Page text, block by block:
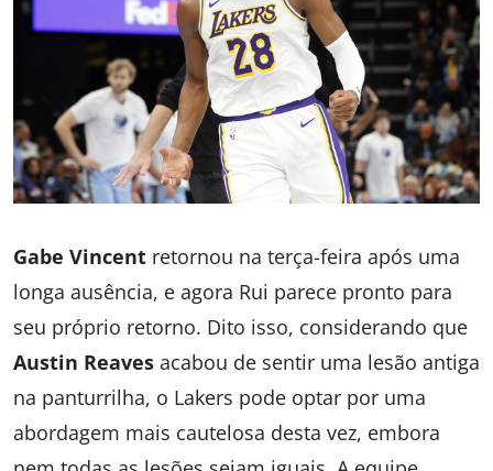
Gabe Vincent retornou na terça-feira após uma
longa ausência, e agora Rui parece pronto para
seu próprio retorno. Dito isso, considerando que
Austin Reaves acabou de sentir uma lesão antiga
na panturrilha, o Lakers pode optar por uma
abordagem mais cautelosa desta vez, embora